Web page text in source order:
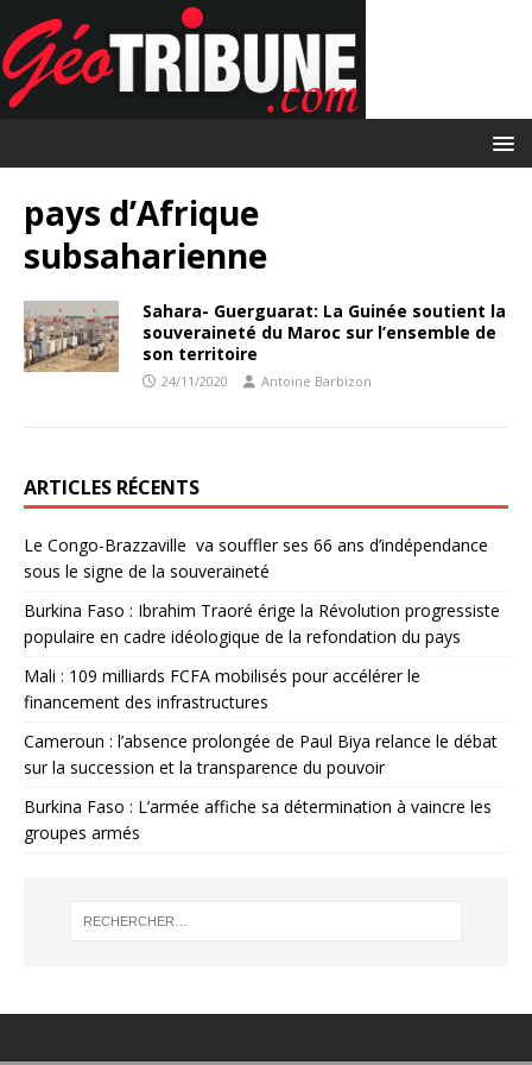
pays d’Afrique
subsaharienne
Sahara- Guerguarat: La Guinée soutient la
souveraineté du Maroc sur l’ensemble de
son territoire
24/11/2020 Antoine Barbizon
ARTICLES RÉCENTS
Le Congo-Brazzaville va souffler ses 66 ans d’indépendance
sous le signe de la souveraineté
Burkina Faso : Ibrahim Traoré érige la Révolution progressiste
populaire en cadre idéologique de la refondation du pays
Mali : 109 milliards FCFA mobilisés pour accélérer le
financement des infrastructures
Cameroun : l’absence prolongée de Paul Biya relance le débat
sur la succession et la transparence du pouvoir
Burkina Faso : L’armée affiche sa détermination à vaincre les
groupes armés